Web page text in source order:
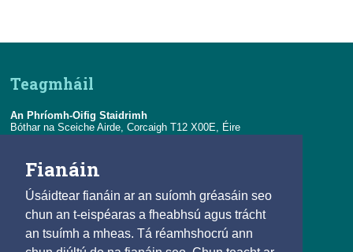
Fianáin
Úsáidtear fianáin ar an suíomh gréasáin seo
chun an t-eispéaras a fheabhsú agus trácht
an tsuímh a mheas. Tá réamhshocrú ann
Teagmháil
An Phríomh-Oifig Staidrimh
Bóthar na Sceiche Airde, Corcaigh T12 X00E, Éire
R-phost:
eolas@cso.ie
Naisc
© 2025